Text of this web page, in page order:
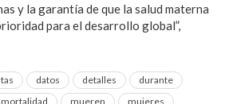
y la garantía de que la salud materna
para el desarrollo global”,
datos detalles
durante
mortalidad mueren
mujeres